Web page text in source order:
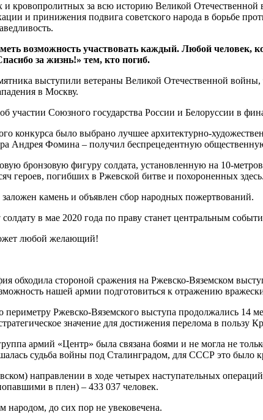
кровопролитных за всю историю Великой
и принижения подвига советского народа в борьбе
возможность участвовать каждый. Любой человек,
за жизнь!» тем, кто погиб.
выступили ветераны Великой Отечественной
в Москву.
участии Союзного государства России и Белоруссии в
конкурса было выбрано лучшее архитектурно-
Андрея Фомина – получил беспрецедентную
бронзовую фигуру солдата, установленную на 10-
героев, погибших в Ржевской битве и похороненных здесь.
камень и объявлен сбор народных пожертвований.
в мае 2020 года по праву станет центральным
любой желающий!
обходила стороной сражения на Ржевско-Вяземском
нашей армии подготовиться к отражению
Ржевско-Вяземского выступа продолжались 14
значение для достижения перелома в пользу
армий «Центр» была связана боями и не могла не
судьба войны под Сталинградом, для СССР это было
направлении в ходе четырех наступательных
в плен) – 433 037 человек.
до сих пор не увековечена.